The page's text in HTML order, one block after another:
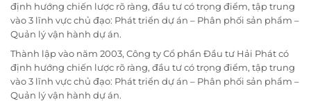
định hướng chiến lược rõ ràng, đầu tư có trọng điểm, tập trung
vào 3 lĩnh vực chủ đạo: Phát triển dự án – Phân phối sản phẩm –
Quản lý vận hành dự án.
Thành lập vào năm 2003, Công ty Cổ phần Đầu tư Hải Phát có
định hướng chiến lược rõ ràng, đầu tư có trọng điểm, tập trung
vào 3 lĩnh vực chủ đạo: Phát triển dự án – Phân phối sản phẩm –
Quản lý vận hành dự án.